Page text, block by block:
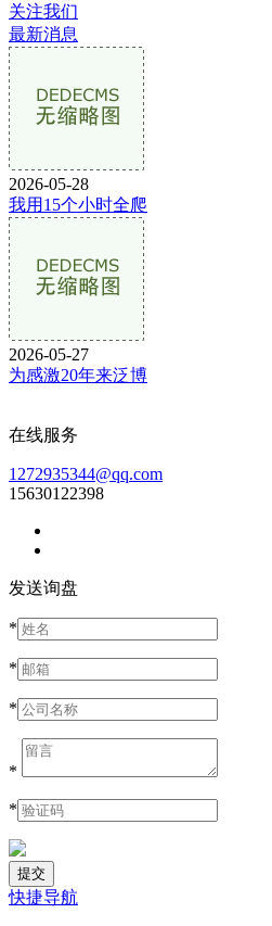
关注我们
最新消息
2026-05-28
我用15个小时全爬
2026-05-27
为感激20年来泛博
在线服务
1272935344@qq.com
15630122398
发送询盘
*
*
*
*
*
快捷导航